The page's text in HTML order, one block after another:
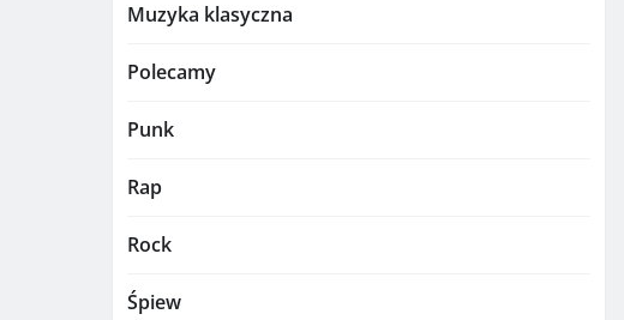
Muzyka klasyczna
Polecamy
Punk
Rap
Rock
Śpiew